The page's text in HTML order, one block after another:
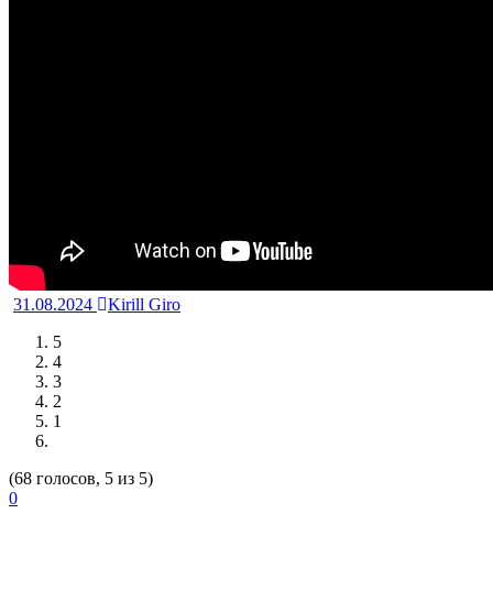
31.08.2024
Kirill Giro
5
4
3
2
1
(68 голосов, 5 из 5)
0